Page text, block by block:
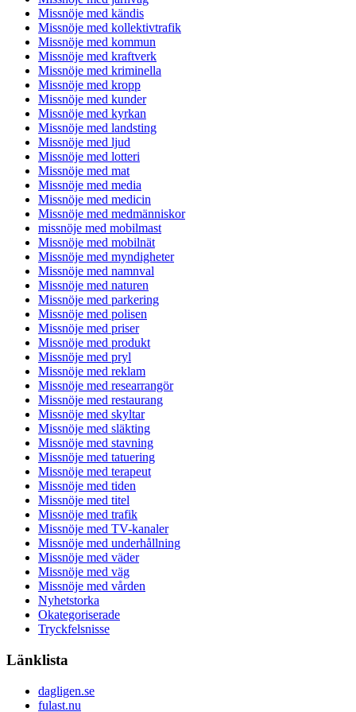
Missnöje med kändis
Missnöje med kollektivtrafik
Missnöje med kommun
Missnöje med kraftverk
Missnöje med kriminella
Missnöje med kropp
Missnöje med kunder
Missnöje med kyrkan
Missnöje med landsting
Missnöje med ljud
Missnöje med lotteri
Missnöje med mat
Missnöje med media
Missnöje med medicin
Missnöje med medmänniskor
missnöje med mobilmast
Missnöje med mobilnät
Missnöje med myndigheter
Missnöje med namnval
Missnöje med naturen
Missnöje med parkering
Missnöje med polisen
Missnöje med priser
Missnöje med produkt
Missnöje med pryl
Missnöje med reklam
Missnöje med researrangör
Missnöje med restaurang
Missnöje med skyltar
Missnöje med släkting
Missnöje med stavning
Missnöje med tatuering
Missnöje med terapeut
Missnöje med tiden
Missnöje med titel
Missnöje med trafik
Missnöje med TV-kanaler
Missnöje med underhållning
Missnöje med väder
Missnöje med väg
Missnöje med vården
Nyhetstorka
Okategoriserade
Tryckfelsnisse
Länklista
dagligen.se
fulast.nu